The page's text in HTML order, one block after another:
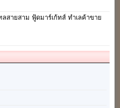
ายสาม ฟู้ดมาร์เก้ทส์ ทำเลค้าขาย